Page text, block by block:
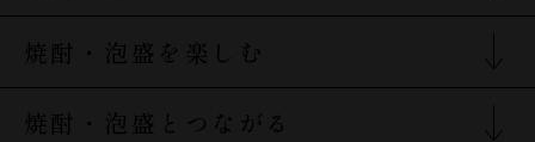
焼酎の特徴
焼酎・泡盛を楽しむ
焼酎・泡盛を楽しむTOP
焼酎・泡盛とつながる